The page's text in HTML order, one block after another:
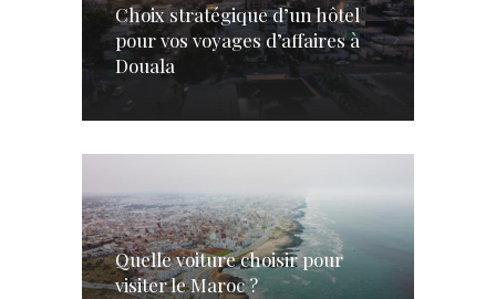
Choix stratégique d’un hôtel
pour vos voyages d’affaires à
Douala
Quelle voiture choisir pour
visiter le Maroc ?